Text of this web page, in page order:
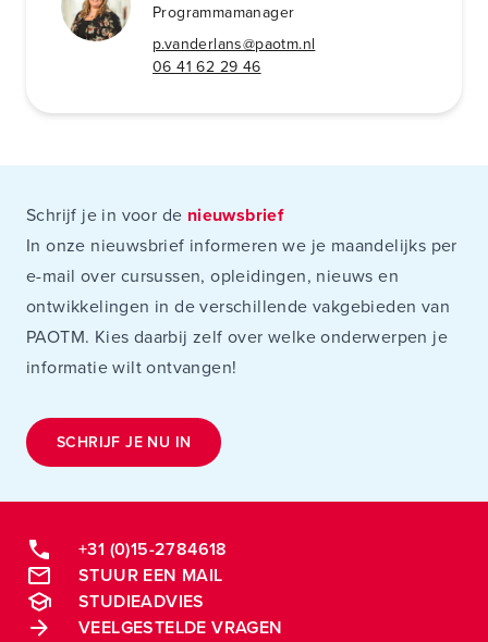
Programmamanager
p.vanderlans@paotm.nl
06 41 62 29 46
Schrijf je in voor de nieuwsbrief
In onze nieuwsbrief informeren we je maandelijks per
e-mail over cursussen, opleidingen, nieuws en
ontwikkelingen in de verschillende vakgebieden van
PAOTM. Kies daarbij zelf over welke onderwerpen je
informatie wilt ontvangen!
SCHRIJF JE NU IN
+31 (0)15-2784618
STUUR EEN MAIL
STUDIEADVIES
VEELGESTELDE VRAGEN